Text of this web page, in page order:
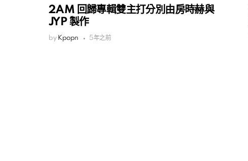
2AM 回歸專輯雙主打分別由房時赫與
JYP 製作
by Kpopn 5年之前